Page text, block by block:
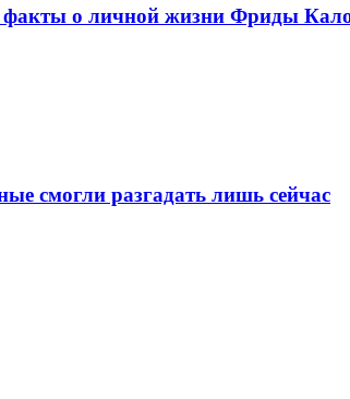
факты о личной жизни Фриды
смогли разгадать лишь сейчас